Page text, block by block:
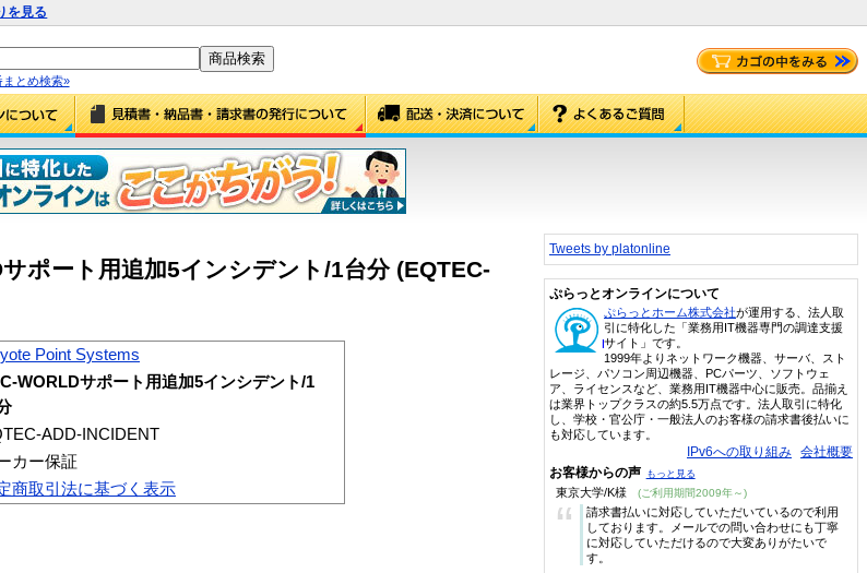
を見る
まとめ検索»
ポート用追加5インシデント/1台分 (EQTEC-
Point Systems
WORLDサポート用追加5インシデント/1
ADD-INCIDENT
カー保証
商取引法に基づく表示
Tweets by platonline
ぷらっとオンラインについて
ぷらっとホーム株式会社が運用する、法人取
引に特化した「業務用IT機器専門の調達支援
サイト」です。
1999年よりネットワーク機器、サーバ、スト
レージ、パソコン周辺機器、PCパーツ、ソフトウェ
ア、ライセンスなど、業務用IT機器中心に販売。品揃え
は業界トップクラスの約5.5万点です。法人取引に特化
し、学校・官公庁・一般法人のお客様の請求書後払いに
も対応しています。
IPv6への取り組み 会社概要
お客様からの声 もっと見る
東京大学/K様 (ご利用期間2009年～)
“
請求書払いに対応していただいているので利用
しております。メールでの問い合わせにも丁寧
に対応していただけるので大変ありがたいで
す。